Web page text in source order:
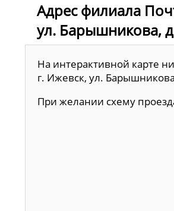
Адрес филиала
ул. Барышникова,
На интерактивной карте
г. Ижевск, ул.
При желании схему